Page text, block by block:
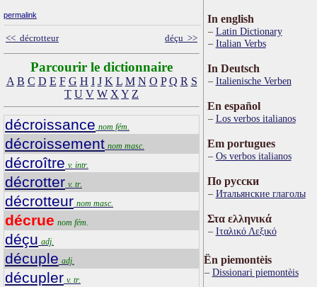
permalink
<< décrotteur déçu >>
Parcourir le dictionnaire
A B C D E F G H I J K L M N O P Q R S
T U V W X Y Z
décroissance nom fém.
décroissement nom masc.
décroître v. intr.
décrotter v. tr.
décrotteur nom masc.
décrue nom fém.
déçu adj.
décuple adj.
décupler v. tr.
In english
Latin Dictionary
Italian Verbs
In Deutsch
Italienische Verben
En español
Los verbos italianos
Em portugues
Os verbos italianos
По русски
Итальянские глаголы
Στα ελληνικά
Ιταλικό Λεξικό
Ën piemontèis
Dissionari piemontèis